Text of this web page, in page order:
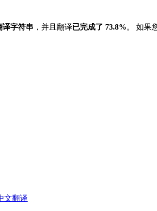
译字符串 ，并且翻译已完成了 73.8%。 如果
文翻译